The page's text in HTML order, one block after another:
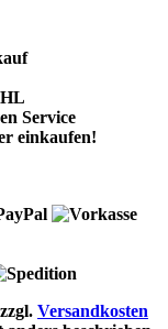
Service
einkaufen!
Versandkosten